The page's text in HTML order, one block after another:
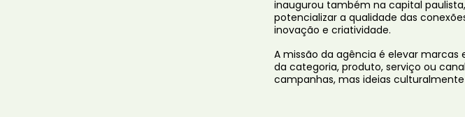
inaugurou também na capital paulista,
potencializar a qualidade das
inovação e criatividade.
A missão da agência é elevar
da categoria, produto, serviço ou
campanhas, mas ideias